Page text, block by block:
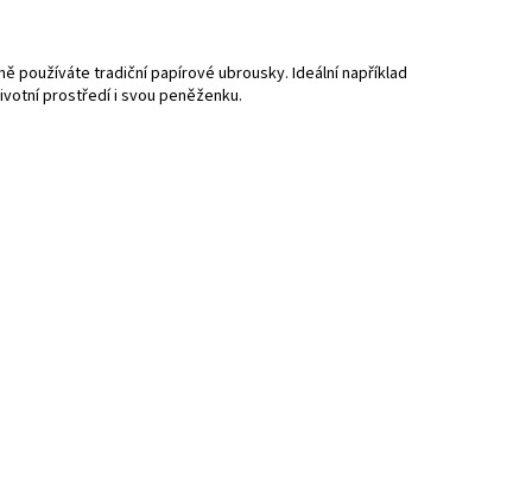
používáte tradiční papírové ubrousky. Ideální například
prostředí i svou peněženku.